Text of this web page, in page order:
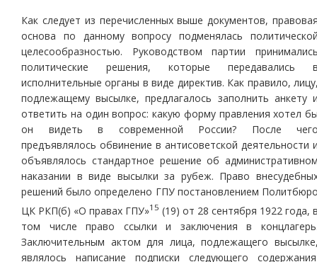
Как следует из перечисленных выше документов,
основа по данному вопросу подменялась
целесообразностью. Руководством партии
политические решения, которые передавались
исполнительные органы в виде директив. Как правило,
подлежащему высылке, предлагалось заполнить анкету
ответить на один вопрос: какую форму правления хотел
он видеть в современной России? После
предъявлялось обвинение в антисоветской деятельности
объявлялось стандартное решение об
наказании в виде высылки за рубеж. Право
решений было определено ГПУ постановлением
ЦК РКП(б) «О правах ГПУ»15 (19) от 28 сентября 1922 года,
том числе право ссылки и заключения в
Заключительным актом для лица, подлежащего
являлось написание подписки следующего